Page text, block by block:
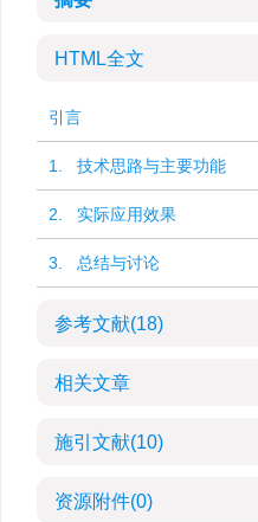
HTML全文
引言
1. 技术思路与主要功能
2. 实际应用效果
3. 总结与讨论
参考文献(18)
相关文章
施引文献(10)
资源附件(0)